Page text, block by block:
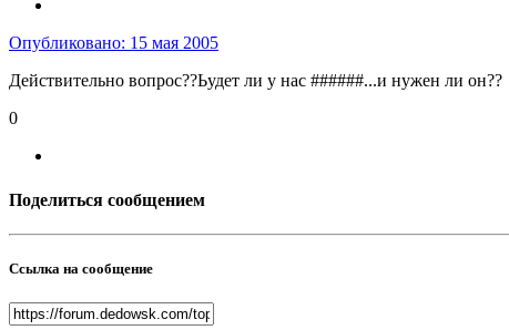
Опубликовано: 15 мая 2005
Действительно вопрос??Ьудет ли у нас ######...и нужен ли он??
0
Поделиться сообщением
Ссылка на сообщение